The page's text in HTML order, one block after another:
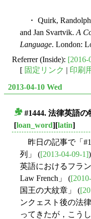
・ Quirk,
and Jan Svartvik. A
Language. London:
Referrer (Inside): [2016-
[ 固定リンク | 印刷
2013-04-10 Wed
#1444. 法律英語の
[loan_word][latin]
昨日の記事で「
列」 ([2013-04-09-1]
英語におけるフラ
Law French」 (
国王の大紋章」 (
ンクェスト後の法
ってきたが，こう